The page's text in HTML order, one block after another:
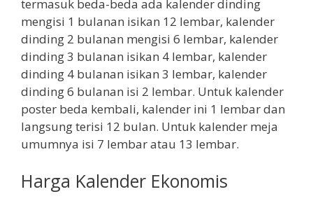
termasuk beda-beda ada kalender dinding
mengisi 1 bulanan isikan 12 lembar, kalender
dinding 2 bulanan mengisi 6 lembar, kalender
dinding 3 bulanan isikan 4 lembar, kalender
dinding 4 bulanan isikan 3 lembar, kalender
dinding 6 bulanan isi 2 lembar. Untuk kalender
poster beda kembali, kalender ini 1 lembar dan
langsung terisi 12 bulan. Untuk kalender meja
umumnya isi 7 lembar atau 13 lembar.
Harga Kalender Ekonomis